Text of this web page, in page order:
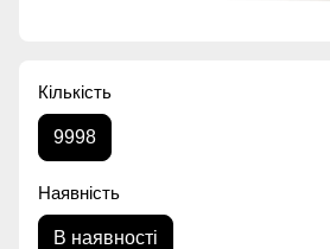
Кількість
9998
Наявність
В наявності